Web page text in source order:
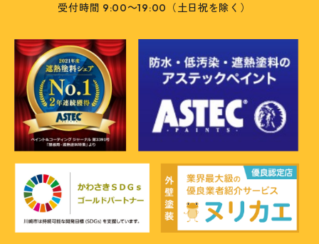
受付時間 9:00～19:00（土日祝を除く）